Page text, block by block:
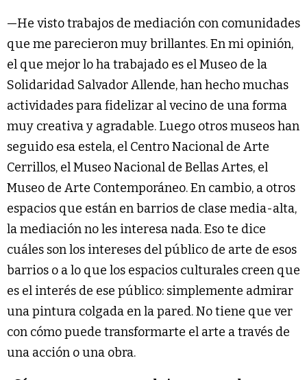
—He visto trabajos de mediación con comunidades
que me parecieron muy brillantes. En mi opinión,
el que mejor lo ha trabajado es el Museo de la
Solidaridad Salvador Allende, han hecho muchas
actividades para fidelizar al vecino de una forma
muy creativa y agradable. Luego otros museos han
seguido esa estela, el Centro Nacional de Arte
Cerrillos, el Museo Nacional de Bellas Artes, el
Museo de Arte Contemporáneo. En cambio, a otros
espacios que están en barrios de clase media-alta,
la mediación no les interesa nada. Eso te dice
cuáles son los intereses del público de arte de esos
barrios o a lo que los espacios culturales creen que
es el interés de ese público: simplemente admirar
una pintura colgada en la pared. No tiene que ver
con cómo puede transformarte el arte a través de
una acción o una obra.